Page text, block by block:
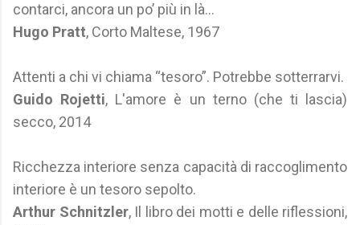
contarci, ancora un po’ più in là...
Hugo Pratt, Corto Maltese, 1967
Attenti a chi vi chiama “tesoro”. Potrebbe sotterrarvi.
Guido Rojetti, L'amore è un terno (che ti lascia)
secco, 2014
Ricchezza interiore senza capacità di raccoglimento
interiore è un tesoro sepolto.
Arthur Schnitzler, Il libro dei motti e delle riflessioni,